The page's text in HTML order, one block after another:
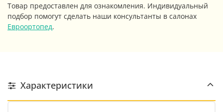
Товар предоставлен для ознакомления. Индивидуальный
подбор помогут сделать наши консультанты в салонах
Евроортопед.
Характеристики